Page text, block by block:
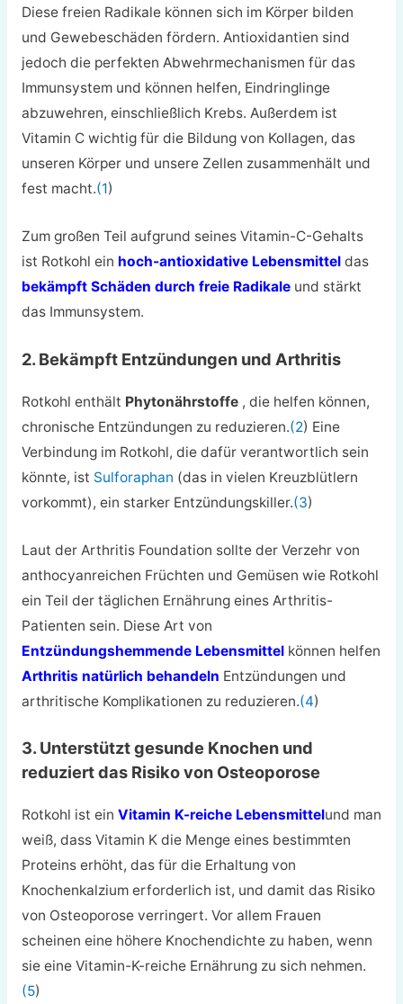
Diese freien Radikale können sich im Körper bilden
und Gewebeschäden fördern. Antioxidantien sind
jedoch die perfekten Abwehrmechanismen für das
Immunsystem und können helfen, Eindringlinge
abzuwehren, einschließlich Krebs. Außerdem ist
Vitamin C wichtig für die Bildung von Kollagen, das
unseren Körper und unsere Zellen zusammenhält und
fest macht.(1)
Zum großen Teil aufgrund seines Vitamin-C-Gehalts
ist Rotkohl ein hoch-antioxidative Lebensmitteldas
bekämpft Schäden durch freie Radikaleund stärkt
das Immunsystem.
2. Bekämpft Entzündungen und Arthritis
Rotkohl enthält Phytonährstoffe , die helfen können,
chronische Entzündungen zu reduzieren.(2) Eine
Verbindung im Rotkohl, die dafür verantwortlich sein
könnte, ist Sulforaphan (das in vielen Kreuzblütlern
vorkommt), ein starker Entzündungskiller.(3)
Laut der Arthritis Foundation sollte der Verzehr von
anthocyanreichen Früchten und Gemüsen wie Rotkohl
ein Teil der täglichen Ernährung eines Arthritis-
Patienten sein. Diese Art von
Entzündungshemmende Lebensmittelkönnen helfen
Arthritis natürlich behandeln Entzündungen und
arthritische Komplikationen zu reduzieren.(4)
3. Unterstützt gesunde Knochen und
reduziert das Risiko von Osteoporose
Rotkohl ist ein Vitamin K-reiche Lebensmittelund man
weiß, dass Vitamin K die Menge eines bestimmten
Proteins erhöht, das für die Erhaltung von
Knochenkalzium erforderlich ist, und damit das Risiko
von Osteoporose verringert. Vor allem Frauen
scheinen eine höhere Knochendichte zu haben, wenn
sie eine Vitamin-K-reiche Ernährung zu sich nehmen.
(5)